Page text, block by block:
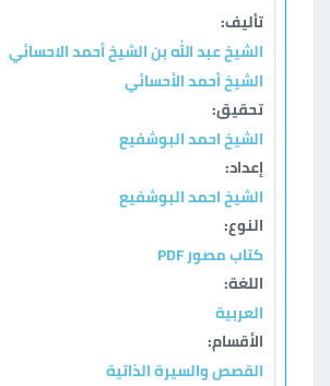
تأليف:
الشيخ عبد الله بن الشيخ أحمد الاحسائي
الشيخ أحمد الأحسائي
تحقيق:
الشيخ احمد البوشفيع
إعداد:
الشيخ احمد البوشفيع
النوع:
كتاب مصور PDF
اللغة:
العربية
الأقسام:
القصص والسيرة الذاتية